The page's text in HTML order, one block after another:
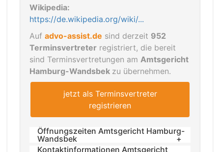
Wikipedia:
https://de.wikipedia.org/wiki/...
Auf advo-assist.de sind derzeit 952
Terminsvertreter registriert, die bereit
sind Terminsvertretungen am Amtsgericht
Hamburg-Wandsbek zu übernehmen.
jetzt als Terminsvertreter
registrieren
Öffnungszeiten Amtsgericht Hamburg-
Wandsbek
Kontaktinformationen Amtsgericht